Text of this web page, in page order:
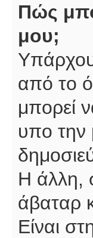
Πώς
μου;
από το
μπορεί
υπο την
Η άλλη,
άβαταρ
Είναι